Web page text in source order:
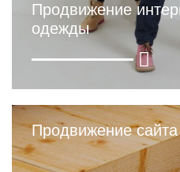
Продвижение
одежды
Продвижение